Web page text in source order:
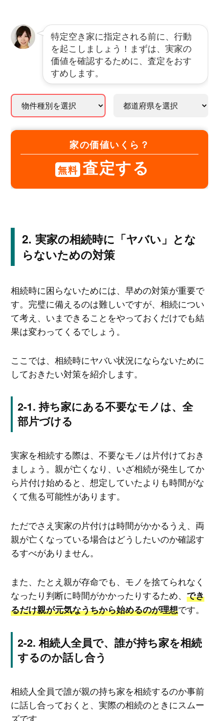
特定空き家に指定される前に、行動
を起こしましょう！まずは、実家の
価値を確認するために、査定をおす
すめします。
家の価値いくら？
無料 査定する
実家の相続時に「ヤバい」とな
らないための対策
相続時に困らないためには、早めの対策が重要で
す。完璧に備えるのは難しいですが、相続につい
て考え、いまできることをやっておくだけでも結
果は変わってくるでしょう。
ここでは、相続時にヤバい状況にならないために
しておきたい対策を紹介します。
持ち家にある不要なモノは、全
部片づける
実家を相続する際は、不要なモノは片付けておき
ましょう。親が亡くなり、いざ相続が発生してか
ら片付け始めると、想定していたよりも時間がな
くて焦る可能性があります。
ただでさえ実家の片付けは時間がかかるうえ、両
親が亡くなっている場合はどうしたいのか確認す
るすべがありません。
また、たとえ親が存命でも、モノを捨てられなく
なったり判断に時間がかかったりするため、 でき
るだけ親が元気なうちから始めるのが理想です。
相続人全員で、誰が持ち家を相続
するのか話し合う
相続人全員で誰が親の持ち家を相続するのか事前
に話し合っておくと、実際の相続のときにスムー
ズです。